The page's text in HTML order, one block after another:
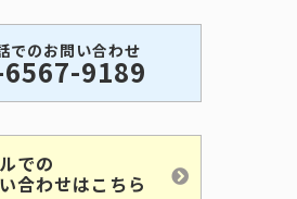
でのお問い合わせ
9189
での
合わせはこちら